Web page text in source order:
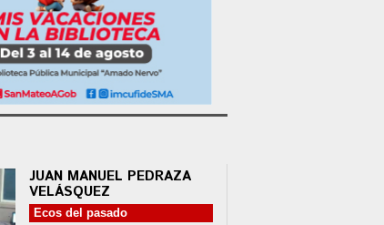
JUAN MANUEL PEDRAZA
VELÁSQUEZ
Ecos del pasado